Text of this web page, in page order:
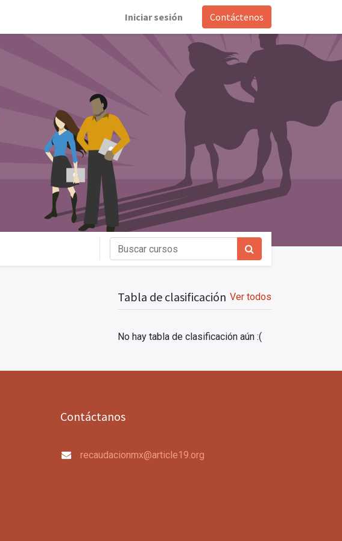
Iniciar sesión Contáctenos
Ver todos
Tabla de clasificación
No hay tabla de clasificación aún :(
Contáctanos
recaudacionmx@article19.org